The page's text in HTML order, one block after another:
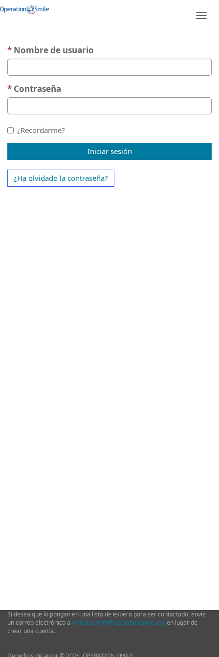
Iniciar sesión con una cuenta local
Nombre de usuario
Contraseña
¿Recordarme?
Iniciar sesión
¿Ha olvidado la contraseña?
Si desea que lo pongan en una lista de espera para ser contactado, envíe
un correo electrónico a volunteerinfo@operationsmile.orgen lugar de
crear una cuenta.